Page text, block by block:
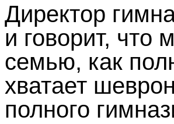
Директор
и говорит,
семью, как
хватает
полного